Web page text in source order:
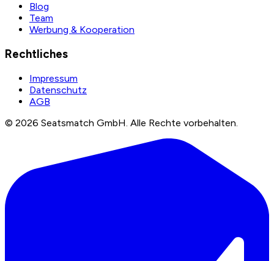
Blog
Team
Werbung & Kooperation
Rechtliches
Impressum
Datenschutz
AGB
© 2026 Seatsmatch GmbH. Alle Rechte vorbehalten.